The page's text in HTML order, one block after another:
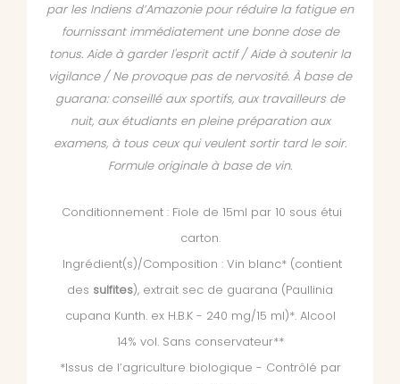
par les Indiens d’Amazonie pour réduire la fatigue en
fournissant immédiatement une bonne dose de
tonus. Aide à garder l'esprit actif / Aide à soutenir la
vigilance / Ne provoque pas de nervosité. À base de
guarana: conseillé aux sportifs, aux travailleurs de
nuit, aux étudiants en pleine préparation aux
examens, à tous ceux qui veulent sortir tard le soir.
Formule originale à base de vin.
Conditionnement : Fiole de 15ml par 10 sous étui
carton.
Ingrédient(s)/Composition : Vin blanc* (contient
des sulfites), extrait sec de guarana (Paullinia
cupana Kunth. ex H.B.K - 240 mg/15 ml)*. Alcool
14% vol. Sans conservateur**
*Issus de l’agriculture biologique - Contrôlé par